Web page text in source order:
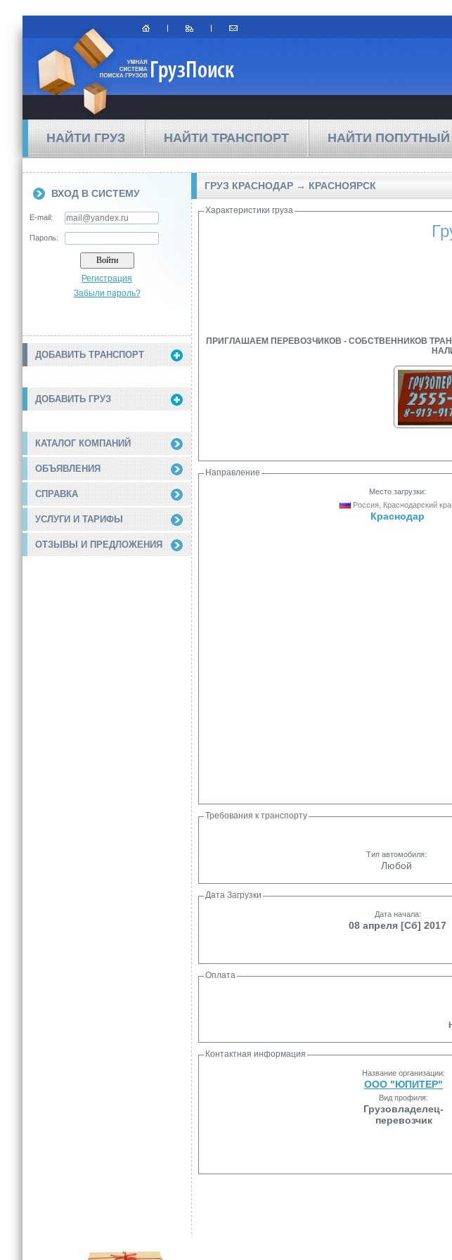
НАЙТИ ГРУЗ НАЙТИ ТРАНСПОРТ НАЙТИ ПОПУТНЫЙ
ВХОД В СИСТЕМУ
E-mail:
Пароль:
Регистрация
Забыли пароль?
ДОБАВИТЬ ТРАНСПОРТ
ДОБАВИТЬ ГРУЗ
КАТАЛОГ КОМПАНИЙ
ОБЪЯВЛЕНИЯ
СПРАВКА
УСЛУГИ И ТАРИФЫ
ОТЗЫВЫ И ПРЕДЛОЖЕНИЯ
ГРУЗ КРАСНОДАР → КРАСНОЯРСК
Характеристики груза
ПРИГЛАШАЕМ ПЕРЕВОЗЧИКОВ - СОБСТВЕННИКОВ
Направление
Место загрузки:
Россия, Краснодарский
Краснодар
Требования к транспорту
Тип автомобиля:
Любой
Дата Загрузки
Дата начала:
08 апреля [Сб] 2017
Оплата
Контактная информация
Название организации:
ООО "ЮПИТЕР"
Вид профиля:
Грузовладелец-
перевозчик